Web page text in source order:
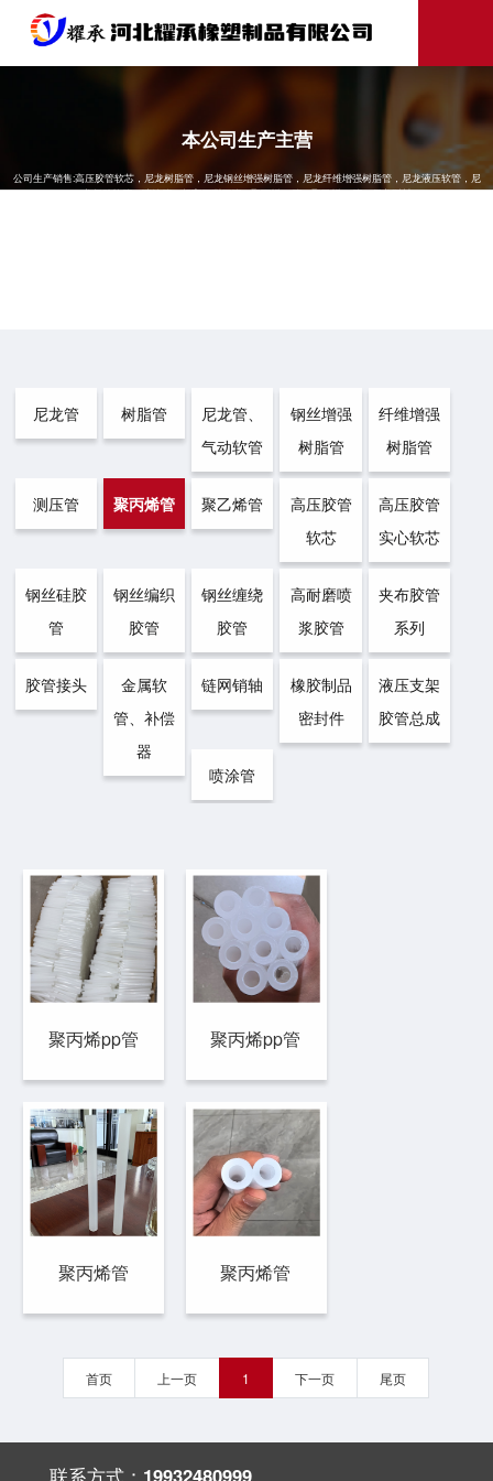
本公司生产主营
公司生产销售:高压胶管软芯，尼龙树脂管，尼龙钢丝增强树脂管，尼龙纤维增强树脂管，尼龙液压软管，尼
龙气动软管，喷涂管，超高压测压管，聚丙烯pp管，聚乙烯pe管，尼龙型材
尼龙管 树脂管
尼龙管、
气动软管
钢丝增强
树脂管
纤维增强
树脂管
测压管 聚丙烯管 聚乙烯管
高压胶管
软芯
高压胶管
实心软芯
钢丝硅胶
管
钢丝编织
胶管
钢丝缠绕
胶管
高耐磨喷
浆胶管
夹布胶管
系列
胶管接头
金属软
管、补偿
器
链网销轴
橡胶制品
密封件
液压支架
胶管总成
喷涂管
聚丙烯pp管 聚丙烯pp管
聚丙烯管 聚丙烯管
首页 上一页 1 下一页 尾页
联系方式： 19932480999